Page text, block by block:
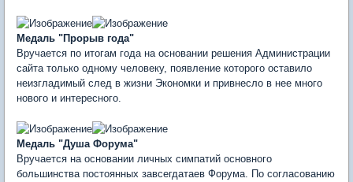
Медаль "Прорыв года"
Вручается по итогам года на основании решения Администрации
сайта только одному человеку, появление которого оставило
неизгладимый след в жизни Экономки и привнесло в нее много
нового и интересного.
Медаль "Душа Форума"
Вручается на основании личных симпатий основного
большинства постоянных завсегдатаев Форума. По согласованию